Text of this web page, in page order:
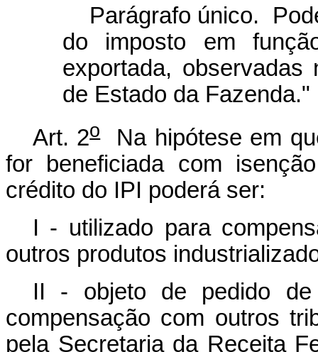
Parágrafo único.
do imposto em
exportada, observadas
de Estado da Fazenda."
Art. 2oNa hipótese em
for beneficiada com
crédito do IPI poderá ser:
I - utilizado para
outros produtos
II - objeto de pedido de
compensação com outros
pela Secretaria da Receita